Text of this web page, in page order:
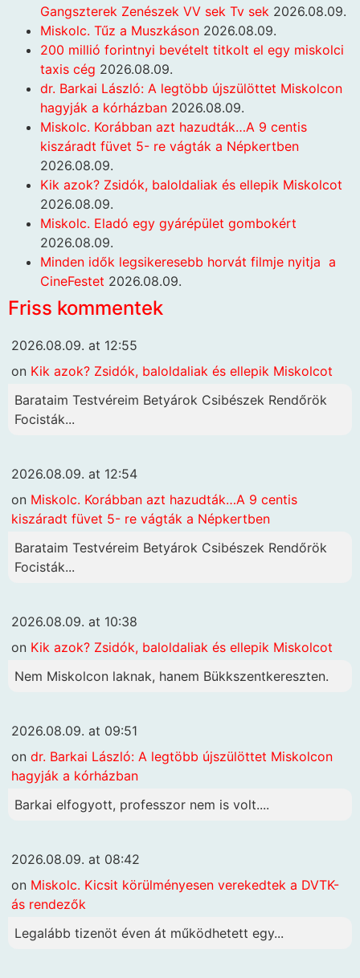
Gangszterek Zenészek VV sek Tv sek 2026.08.09.
Miskolc. Tűz a Muszkáson 2026.08.09.
200 millió forintnyi bevételt titkolt el egy miskolci
taxis cég 2026.08.09.
dr. Barkai László: A legtöbb újszülöttet Miskolcon
hagyják a kórházban 2026.08.09.
Miskolc. Korábban azt hazudták…A 9 centis
kiszáradt füvet 5- re vágták a Népkertben
2026.08.09.
Kik azok? Zsidók, baloldaliak és ellepik Miskolcot
2026.08.09.
Miskolc. Eladó egy gyárépület gombokért
2026.08.09.
Minden idők legsikeresebb horvát filmje nyitja a
CineFestet 2026.08.09.
Friss kommentek
2026.08.09. at 12:55
on Kik azok? Zsidók, baloldaliak és ellepik Miskolcot
Barataim Testvéreim Betyárok Csibészek Rendőrök
Focisták...
2026.08.09. at 12:54
on Miskolc. Korábban azt hazudták…A 9 centis
kiszáradt füvet 5- re vágták a Népkertben
Barataim Testvéreim Betyárok Csibészek Rendőrök
Focisták...
2026.08.09. at 10:38
on Kik azok? Zsidók, baloldaliak és ellepik Miskolcot
Nem Miskolcon laknak, hanem Bükkszentkereszten.
2026.08.09. at 09:51
on dr. Barkai László: A legtöbb újszülöttet Miskolcon
hagyják a kórházban
Barkai elfogyott, professzor nem is volt....
2026.08.09. at 08:42
on Miskolc. Kicsit körülményesen verekedtek a DVTK-
ás rendezők
Legalább tizenöt éven át működhetett egy...